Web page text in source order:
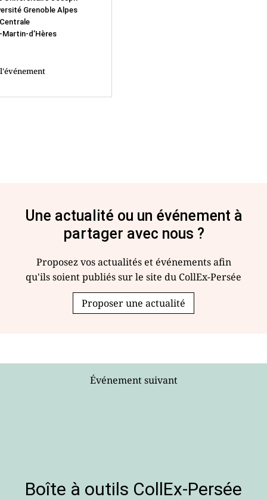
Grenoble Alpes
d’Hères
Une actualité ou un événement à
partager avec nous ?
Proposez vos actualités et événements afin
qu'ils soient publiés sur le site du CollEx-Persée
Proposer une actualité
Événement suivant
Boîte à outils CollEx-Persée